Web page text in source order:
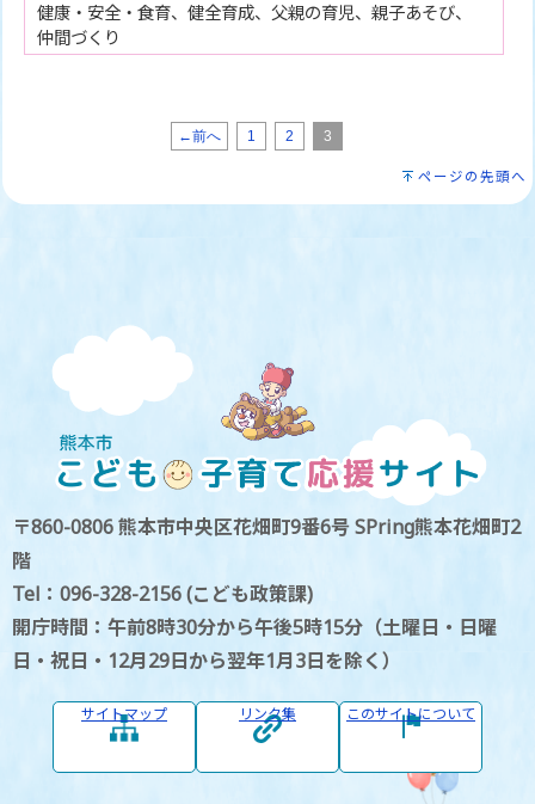
健康・安全・食育、健全育成、父親の育児、親子あそび、
仲間づくり
←前へ 1 2 3
ページの先頭へ
〒860-0806 熊本市中央区花畑町9番6号 SPring熊本花畑町2
階
Tel：096-328-2156 (こども政策課)
開庁時間：午前8時30分から午後5時15分（土曜日・日曜
日・祝日・12月29日から翌年1月3日を除く）
サイトマップ リンク集 このサイトについて